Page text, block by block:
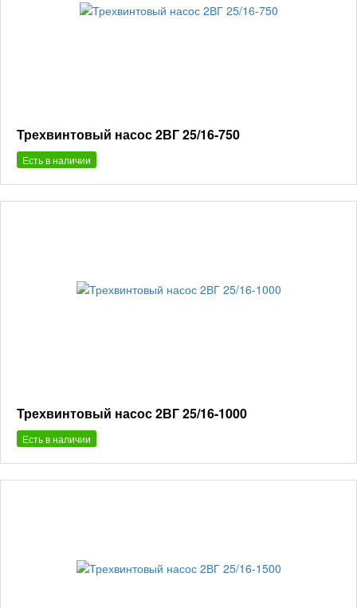
Трехвинтовый насос 2ВГ 25/16-750
Есть в наличии
Трехвинтовый насос 2ВГ 25/16-1000
Есть в наличии